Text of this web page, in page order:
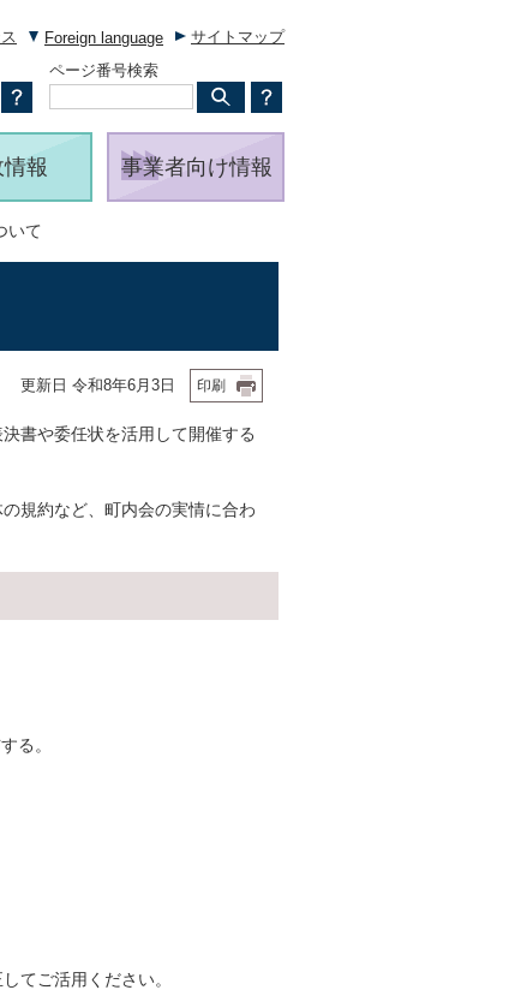
Foreign language
サイトマップ
ページ番号検索
報 事業者向け情報
いて
更新日 令和8年6月3日 印刷
書や委任状を活用して開催する
規約など、町内会の実情に合わ
る。
てご活用ください。